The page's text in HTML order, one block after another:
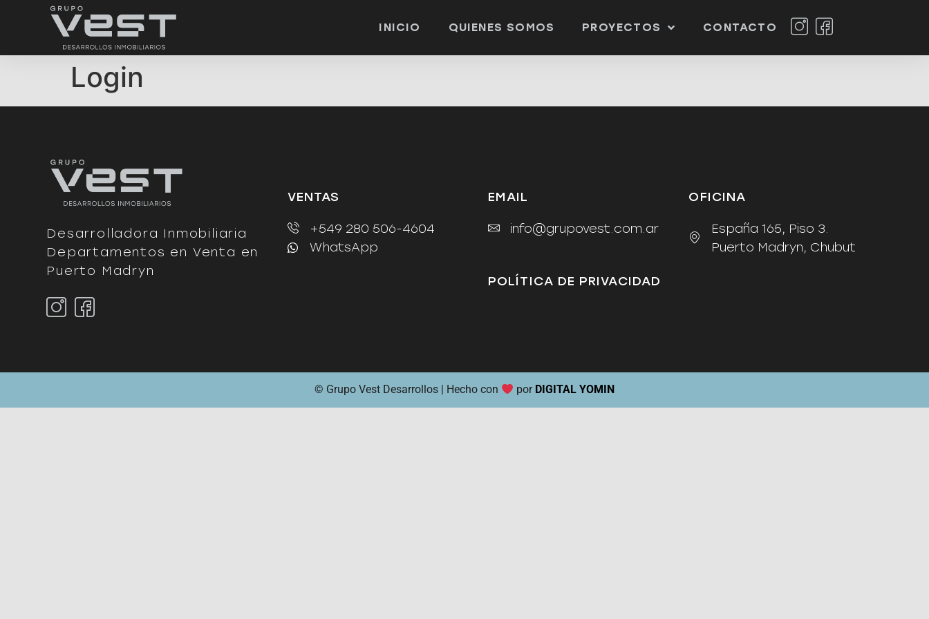
INICIO QUIENES SOMOS PROYECTOS CONTACTO
Login
Desarrolladora Inmobiliaria
Departamentos en Venta en
Puerto Madryn
VENTAS
+549 280 506-4604
WhatsApp
EMAIL
info@grupovest.com.ar
POLÍTICA DE PRIVACIDAD
OFICINA
España 165, Piso 3.
Puerto Madryn, Chubut
© Grupo Vest Desarrollos | Hecho con por DIGITAL YOMIN